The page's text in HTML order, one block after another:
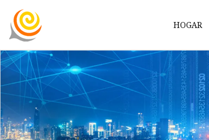
HOGAR